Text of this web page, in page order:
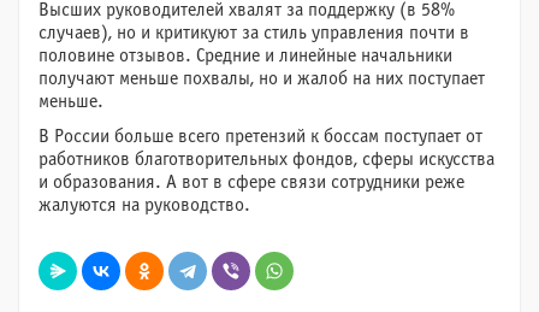
Высших руководителей хвалят за поддержку (в 58%
случаев), но и критикуют за стиль управления почти в
половине отзывов. Средние и линейные начальники
получают меньше похвалы, но и жалоб на них поступает
меньше.
В России больше всего претензий к боссам поступает от
работников благотворительных фондов, сферы искусства
и образования. А вот в сфере связи сотрудники реже
жалуются на руководство.